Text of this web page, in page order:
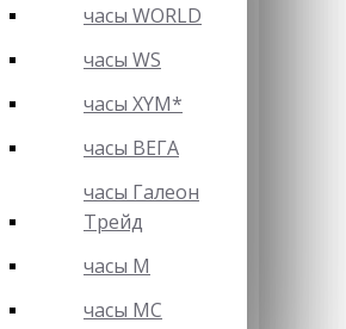
часы WORLD
часы WS
часы XYM*
часы ВЕГА
часы Галеон
Трейд
часы М
часы МС